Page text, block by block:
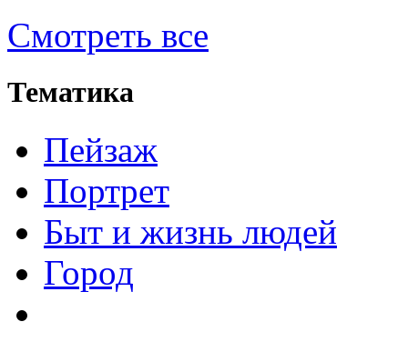
Смотреть все
Тематика
Пейзаж
Портрет
Быт и жизнь людей
Город